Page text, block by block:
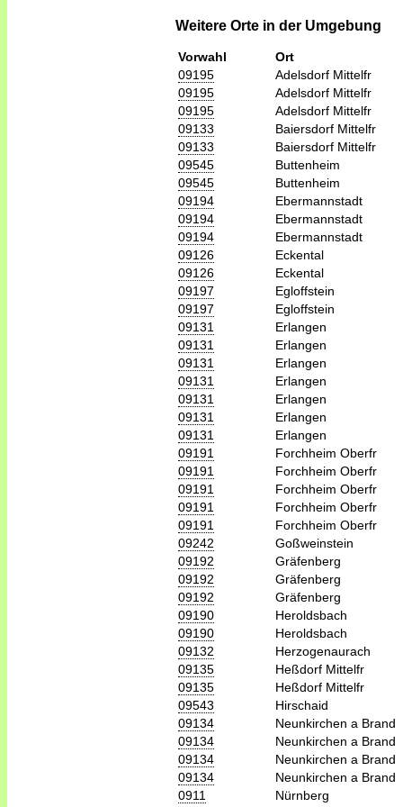
Weitere Orte in der Umgebung
Vorwahl
Ort
09195
Adelsdorf Mittelfr
09195
Adelsdorf Mittelfr
09195
Adelsdorf Mittelfr
09133
Baiersdorf Mittelfr
09133
Baiersdorf Mittelfr
09545
Buttenheim
09545
Buttenheim
09194
Ebermannstadt
09194
Ebermannstadt
09194
Ebermannstadt
09126
Eckental
09126
Eckental
09197
Egloffstein
09197
Egloffstein
09131
Erlangen
09131
Erlangen
09131
Erlangen
09131
Erlangen
09131
Erlangen
09131
Erlangen
09131
Erlangen
09191
Forchheim Oberfr
09191
Forchheim Oberfr
09191
Forchheim Oberfr
09191
Forchheim Oberfr
09191
Forchheim Oberfr
09242
Goßweinstein
09192
Gräfenberg
09192
Gräfenberg
09192
Gräfenberg
09190
Heroldsbach
09190
Heroldsbach
09132
Herzogenaurach
09135
Heßdorf Mittelfr
09135
Heßdorf Mittelfr
09543
Hirschaid
09134
Neunkirchen a Brand
09134
Neunkirchen a Brand
09134
Neunkirchen a Brand
09134
Neunkirchen a Brand
0911
Nürnberg